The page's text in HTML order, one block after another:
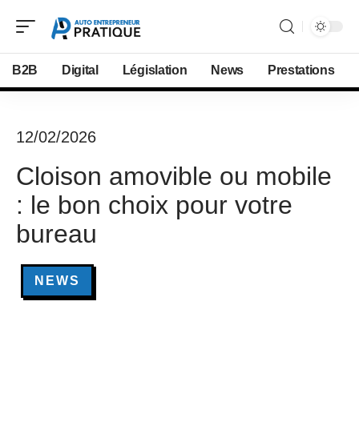
B2B Digital Législation News Prestations
12/02/2026
Cloison amovible ou mobile
: le bon choix pour votre
bureau
NEWS